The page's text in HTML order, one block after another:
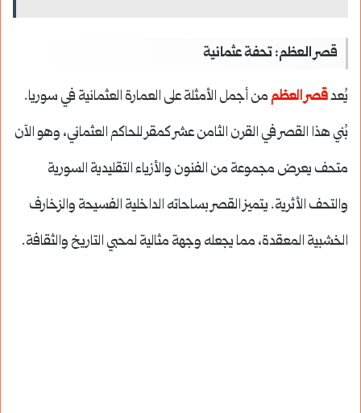
قصر العظم: تحفة عثمانية
يُعدقصر العظممن أجمل الأمثلة على العمارة العثمانية في سوريا.
بُني هذا القصر في القرن الثامن عشر كمقر للحاكم العثماني، وهو الآن
متحف يعرض مجموعة من الفنون والأزياء التقليدية السورية
والتحف الأثرية. يتميز القصر بساحاته الداخلية الفسيحة والزخارف
الخشبية المعقدة، مما يجعله وجهة مثالية لمحبي التاريخ والثقافة.